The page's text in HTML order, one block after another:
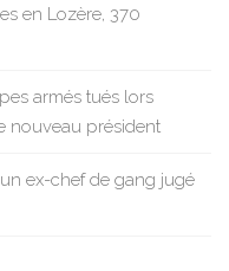
en Lozère, 370
armés tués lors
nouveau président
ex-chef de gang jugé